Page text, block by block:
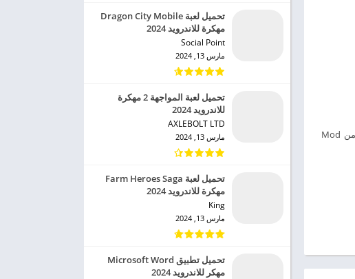
حل الألغاز لتوسيع إمبراطوريتك.. قم بتحميل لعبة تحميل لعبة الإمبراطورية العثمانية الآن مجاناً من Mod
تحميل لعبة Dragon City Mobile
مهكرة للاندرويد 2024
Social Point‏
مارس 13, 2024
تحميل لعبة المواجهة 2 مهكرة
للاندرويد 2024
AXLEBOLT LTD‏
مارس 13, 2024
تحميل لعبة Farm Heroes Saga
مهكرة للاندرويد 2024
King‏
مارس 13, 2024
تحميل تطبيق Microsoft Word
مهكر للاندرويد 2024